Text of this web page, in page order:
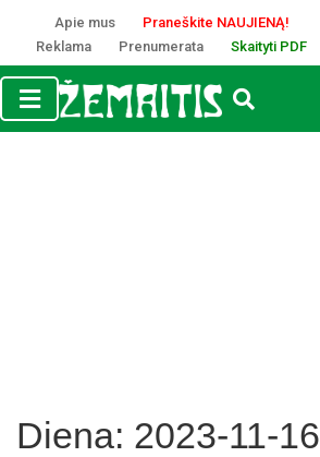
Apie mus
Praneškite NAUJIENĄ!
Reklama
Prenumerata Skaityti PDF
Diena: 2023-11-16